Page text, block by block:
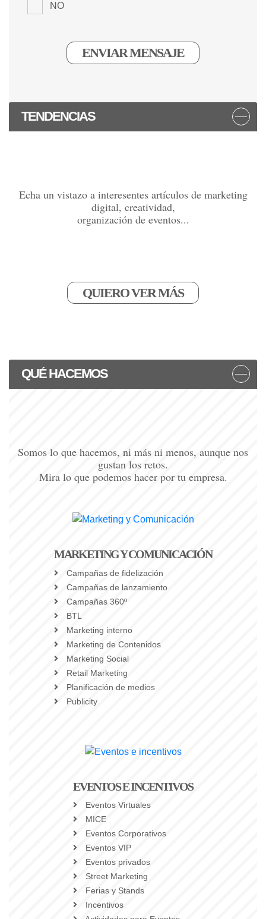
NO
TENDENCIAS
Echa un vistazo a interesentes artículos de marketing
digital, creatividad,
organización de eventos...
QUIERO VER MÁS
QUÉ HACEMOS
Somos lo que hacemos, ni más ni menos, aunque nos
gustan los retos.
Mira lo que podemos hacer por tu empresa.
MARKETING Y COMUNICACIÓN
Campañas de fidelización
Campañas de lanzamiento
Campañas 360º
BTL
Marketing interno
Marketing de Contenidos
Marketing Social
Retail Marketing
Planificación de medios
Publicity
EVENTOS E INCENTIVOS
Eventos Virtuales
MICE
Eventos Corporativos
Eventos VIP
Eventos privados
Street Marketing
Ferias y Stands
Incentivos